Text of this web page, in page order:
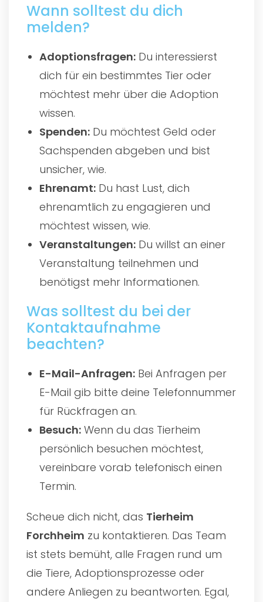
Wann solltest du dich
melden?
Adoptionsfragen: Du interessierst
dich für ein bestimmtes Tier oder
möchtest mehr über die Adoption
wissen.
Spenden: Du möchtest Geld oder
Sachspenden abgeben und bist
unsicher, wie.
Ehrenamt: Du hast Lust, dich
ehrenamtlich zu engagieren und
möchtest wissen, wie.
Veranstaltungen: Du willst an einer
Veranstaltung teilnehmen und
benötigst mehr Informationen.
Was solltest du bei der
Kontaktaufnahme
beachten?
E-Mail-Anfragen: Bei Anfragen per
E-Mail gib bitte deine Telefonnummer
für Rückfragen an.
Besuch: Wenn du das Tierheim
persönlich besuchen möchtest,
vereinbare vorab telefonisch einen
Termin.
Scheue dich nicht, das Tierheim
Forchheim zu kontaktieren. Das Team
ist stets bemüht, alle Fragen rund um
die Tiere, Adoptionsprozesse oder
andere Anliegen zu beantworten. Egal,